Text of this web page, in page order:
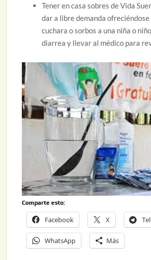
Tener en casa sobres de Vida
dar a libre demanda ofreciéndose
cuchara o sorbos a una niña o
diarrea y llevar al médico para
Comparte esto:
Facebook X
WhatsApp Más